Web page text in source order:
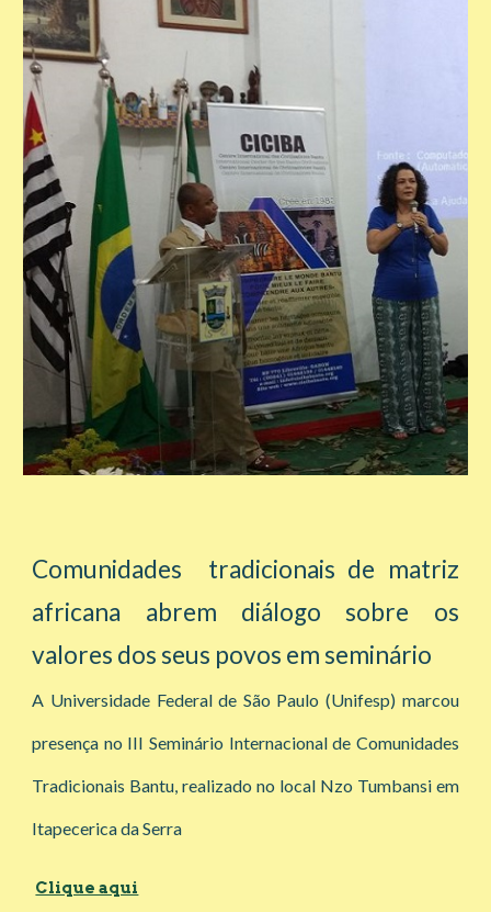
Comunidades tradicionais de matriz
africana abrem diálogo sobre os
valores dos seus povos em seminário
A Universidade Federal de São Paulo (Unifesp) marcou
presença no III Seminário Internacional de Comunidades
Tradicionais Bantu, realizado no local Nzo Tumbansi em
Itapecerica da Serra
Clique aqui